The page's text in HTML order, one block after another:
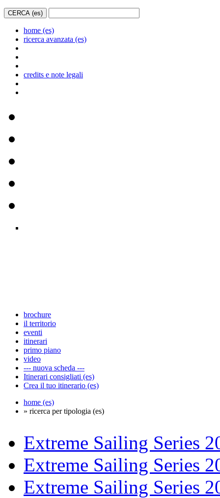
home (es)
ricerca avanzata (es)
credits e note legali
brochure
il territorio
eventi
itinerari
primo piano
video
--- nuova scheda ---
Itinerari consigliati (es)
Crea il tuo itinerario (es)
home (es)
» ricerca per tipologia (es)
Extreme Sailing Series
Extreme Sailing Series
Extreme Sailing Series